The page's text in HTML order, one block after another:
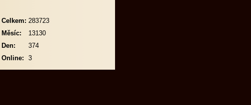
Online: 3
Celkem: 283723
Měsíc:
13130
Den:
374